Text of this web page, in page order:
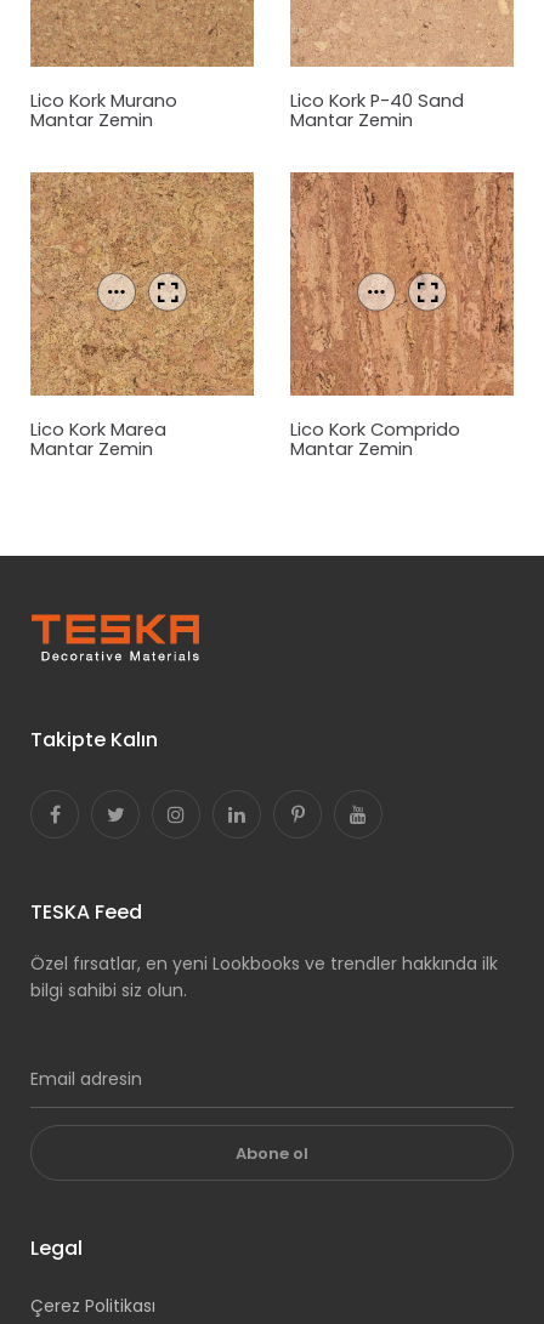
Lico Kork Murano
Mantar Zemin
Lico Kork P-40 Sand
Mantar Zemin
Lico Kork Marea
Mantar Zemin
Lico Kork Comprido
Mantar Zemin
Takipte Kalın
TESKA Feed
Özel fırsatlar, en yeni Lookbooks ve trendler hakkında ilk
bilgi sahibi siz olun.
Abone ol
Legal
Çerez Politikası